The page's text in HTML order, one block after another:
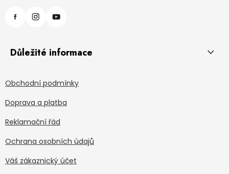
Důležité informace
Obchodní podmínky
Doprava a platba
Reklamační řád
Ochrana osobních údajů
Váš zákaznický účet